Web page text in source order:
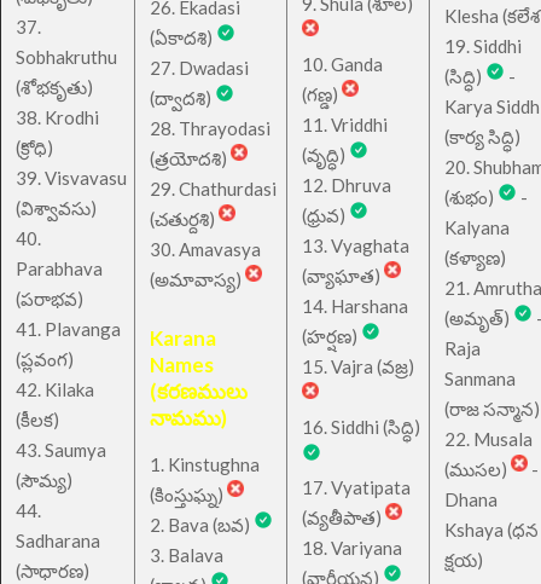
37.
Sobhakruthu
(శోభకృతు)
38. Krodhi
(క్రోధి)
39. Visvavasu
(విశ్వావసు)
40.
Parabhava
(పరాభవ)
41. Plavanga
(ప్లవంగ)
42. Kilaka
(కీలక)
43. Saumya
(సౌమ్య)
44.
Sadharana
(సాధారణ)
26. Ekadasi
(ఏకాదశి)
27. Dwadasi
(ద్వాదశి)
28. Thrayodasi
(త్రయోదశి)
29. Chathurdasi
(చతుర్దశి)
30. Amavasya
(అమావాస్య)
Karana
Names
(కరణములు
నామము)
1. Kinstughna
(కింస్తుఘ్న)
2. Bava (బవ)
3. Balava
10. Ganda
(గణ్డ)
11. Vriddhi
(వృద్ధి)
12. Dhruva
(ధ్రువ)
13. Vyaghata
(వ్యాఘాత)
14. Harshana
(హర్షణ)
15. Vajra (వజ్ర)
16. Siddhi (సిద్ధి)
17. Vyatipata
(వ్యతీపాత)
18. Variyana
(వారీయన)
Klesha
19. Siddhi
(సిద్ధి)
-
Karya
(కార్య సిద్ధి)
20.
(శుభం)
-
Kalyana
(కళ్యాణ)
21. Amrutha
(అమృత్)
Raja
Sanmana
(రాజ సన్మాన)
22. Musala
(ముసల)
-
Dhana
Kshaya (ధన
క్షయ)